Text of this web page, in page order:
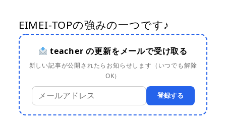
EIMEI-TOPの強みの一つです♪
teacher の更新をメールで受け取る
新しい記事が公開されたらお知らせします（いつでも解除
OK）
登録する